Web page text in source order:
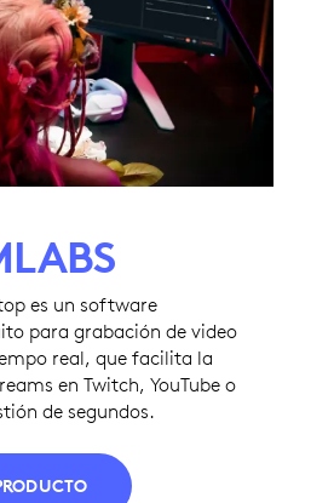
es un software
para grabación de video
real, que facilita la
en Twitch, YouTube o
de segundos.